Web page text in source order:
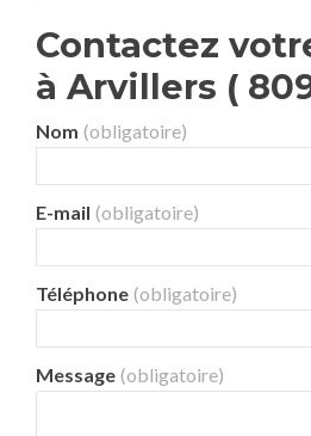
Contactez
à Arvillers (
Nom (obligatoire)
E-mail (obligatoire)
Téléphone (obligatoire)
Message (obligatoire)